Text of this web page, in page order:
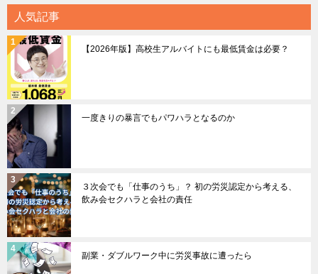
人気記事
【2026年版】高校生アルバイトにも最低賃金は必要？
一度きりの暴言でもパワハラとなるのか
３次会でも「仕事のうち」？ 初の労災認定から考える、
飲み会セクハラと会社の責任
副業・ダブルワーク中に労災事故に遭ったら